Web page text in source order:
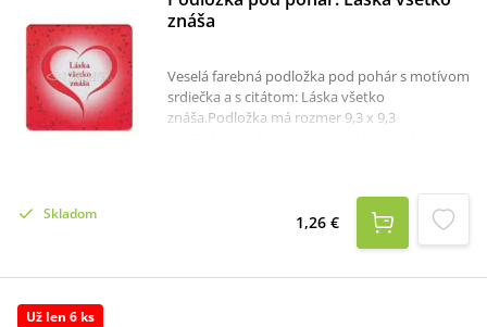
znáša
Veselá farebná podložka pod pohár s motívom
srdiečka a s citátom: Láska všetko
znáša.Podložka má rozmer 9,3 x 9,3
Skladom 1,26 €
Už len 6 ks